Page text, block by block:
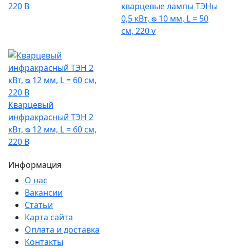
220 В
кварцевые лампы ТЭНы
0,5 кВт, ᴓ 10 мм, L = 50
см, 220 v
Кварцевый
инфракрасный ТЭН 2
кВт, ᴓ 12 мм, L = 60 см,
220 В
Информация
О нас
Вакансии
Статьи
Карта сайта
Оплата и доставка
Контакты